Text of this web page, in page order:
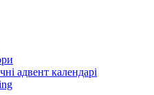
адвент календарі